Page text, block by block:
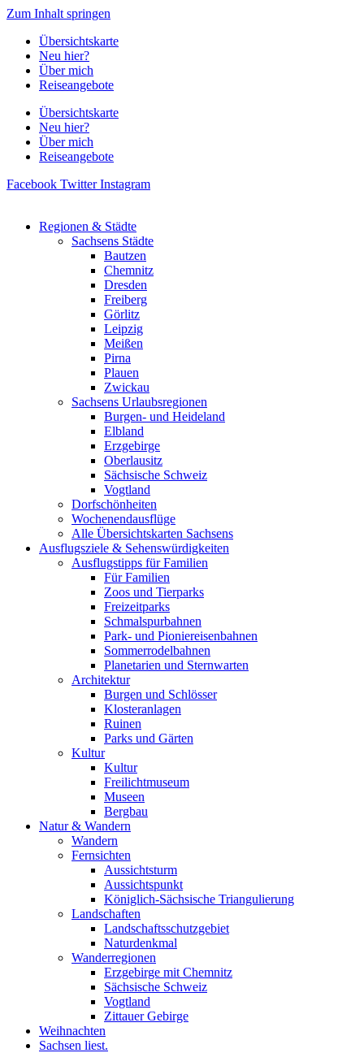
Zum Inhalt springen
Übersichtskarte
Neu hier?
Über mich
Reiseangebote
Übersichtskarte
Neu hier?
Über mich
Reiseangebote
Facebook Twitter Instagram
Regionen & Städte
Sachsens Städte
Bautzen
Chemnitz
Dresden
Freiberg
Görlitz
Leipzig
Meißen
Pirna
Plauen
Zwickau
Sachsens Urlaubsregionen
Burgen- und Heideland
Elbland
Erzgebirge
Oberlausitz
Sächsische Schweiz
Vogtland
Dorfschönheiten
Wochenendausflüge
Alle Übersichtskarten Sachsens
Ausflugsziele & Sehenswürdigkeiten
Ausflugstipps für Familien
Für Familien
Zoos und Tierparks
Freizeitparks
Schmalspurbahnen
Park- und Pioniereisenbahnen
Sommerrodelbahnen
Planetarien und Sternwarten
Architektur
Burgen und Schlösser
Klosteranlagen
Ruinen
Parks und Gärten
Kultur
Kultur
Freilichtmuseum
Museen
Bergbau
Natur & Wandern
Wandern
Fernsichten
Aussichtsturm
Aussichtspunkt
Königlich-Sächsische Triangulierung
Landschaften
Landschaftsschutzgebiet
Naturdenkmal
Wanderregionen
Erzgebirge mit Chemnitz
Sächsische Schweiz
Vogtland
Zittauer Gebirge
Weihnachten
Sachsen liest.